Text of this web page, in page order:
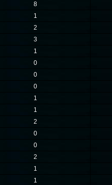
8
1
2
3
1
0
0
0
1
1
2
0
0
2
1
1